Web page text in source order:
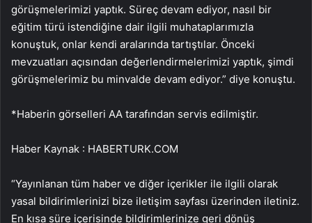
görüşmelerimizi yaptık. Süreç devam ediyor, nasıl bir
eğitim türü istendiğine dair ilgili muhataplarımızla
konuştuk, onlar kendi aralarında tartıştılar. Önceki
mevzuatları açısından değerlendirmelerimizi yaptık, şimdi
görüşmelerimiz bu minvalde devam ediyor.” diye konuştu.
*Haberin görselleri AA tarafından servis edilmiştir.
Haber Kaynak : HABERTURK.COM
“Yayınlanan tüm haber ve diğer içerikler ile ilgili olarak
yasal bildirimlerinizi bize iletişim sayfası üzerinden iletiniz.
En kısa süre içerisinde bildirimlerinize geri dönüş